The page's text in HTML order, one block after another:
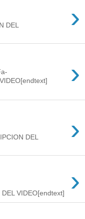
›
DEL
›
›
DEL
›
VIDEO[endtext]